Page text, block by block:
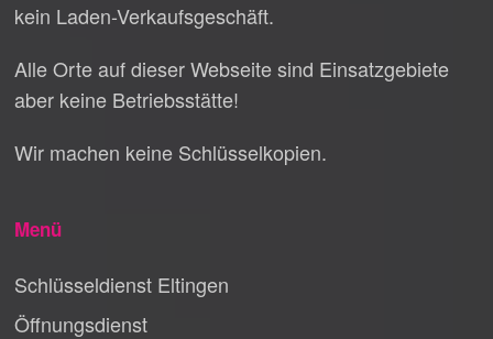
kein Laden-Verkaufsgeschäft.
Alle Orte auf dieser Webseite sind Einsatzgebiete
aber keine Betriebsstätte!
Wir machen keine Schlüsselkopien.
Menü
Schlüsseldienst Eltingen
Öffnungsdienst